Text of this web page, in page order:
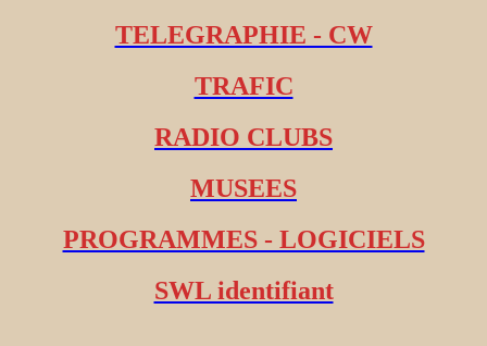
TELEGRAPHIE - CW
TRAFIC
RADIO CLUBS
MUSEES
PROGRAMMES - LOGICIELS
SWL identifiant